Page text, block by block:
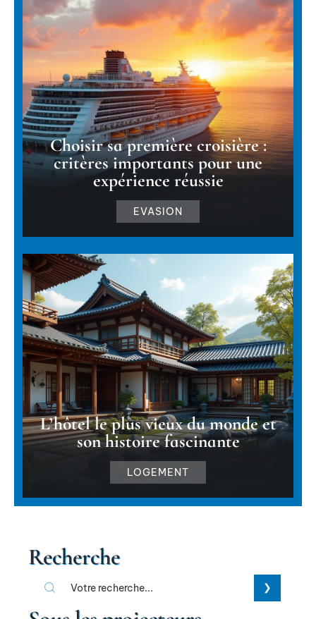
Choisir sa première croisière :
critères importants pour une
expérience réussie
EVASION
L’hôtel le plus vieux du monde et
son histoire fascinante
LOGEMENT
Recherche